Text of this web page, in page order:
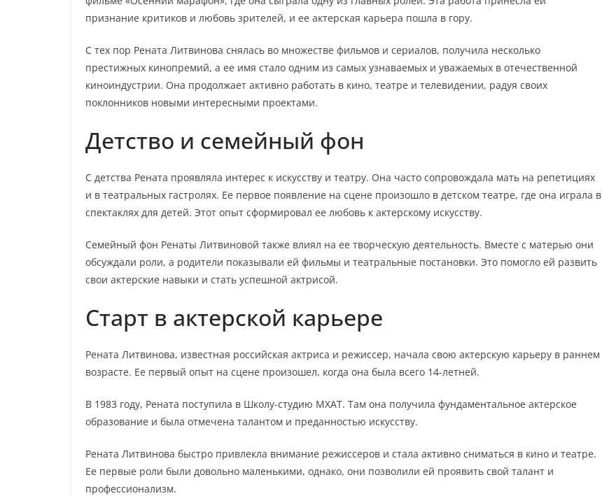
признание критиков и любовь зрителей, и ее актерская карьера пошла в гору.
С тех пор Рената Литвинова снялась во множестве фильмов и сериалов, получила несколько
престижных кинопремий, а ее имя стало одним из самых узнаваемых и уважаемых в отечественной
киноиндустрии. Она продолжает активно работать в кино, театре и телевидении, радуя своих
поклонников новыми интересными проектами.
Детство и семейный фон
С детства Рената проявляла интерес к искусству и театру. Она часто сопровождала мать на репетициях
и в театральных гастролях. Ее первое появление на сцене произошло в детском театре, где она играла в
спектаклях для детей. Этот опыт сформировал ее любовь к актерскому искусству.
Семейный фон Ренаты Литвиновой также влиял на ее творческую деятельность. Вместе с матерью они
обсуждали роли, а родители показывали ей фильмы и театральные постановки. Это помогло ей развить
свои актерские навыки и стать успешной актрисой.
Старт в актерской карьере
Рената Литвинова, известная российская актриса и режиссер, начала свою актерскую карьеру в раннем
возрасте. Ее первый опыт на сцене произошел, когда она была всего 14-летней.
В 1983 году, Рената поступила в Школу-студию МХАТ. Там она получила фундаментальное актерское
образование и была отмечена талантом и преданностью искусству.
Рената Литвинова быстро привлекла внимание режиссеров и стала активно сниматься в кино и театре.
Ее первые роли были довольно маленькими, однако, они позволили ей проявить свой талант и
профессионализм.